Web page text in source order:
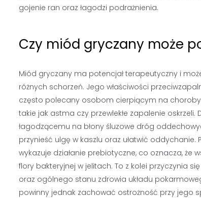
gojenie ran oraz łagodzi podrażnienia.
Czy miód gryczany może
Miód gryczany ma potencjał terapeutyczny i
różnych schorzeń. Jego właściwości
często polecany osobom cierpiącym na
takie jak astma czy przewlekłe zapalenie oskrzeli.
łagodzącemu na błony śluzowe dróg
przynieść ulgę w kaszlu oraz ułatwić
wykazuje działanie prebiotyczne, co oznacza, że
flory bakteryjnej w jelitach. To z kolei przyczynia
oraz ogólnego stanu zdrowia układu
powinny jednak zachować ostrożność przy jego